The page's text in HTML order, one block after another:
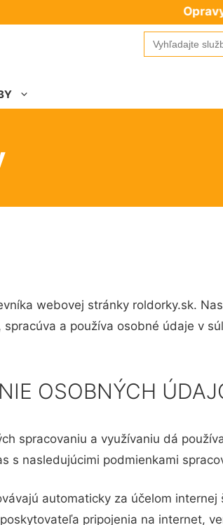
Opravy
Search
for:
webovej stránky roldorky.sk.
a používa osobné údaje v
OSOBNÝCH
spracovaniu a využívaniu dá
s nasledujúcimi podmienkami
automaticky za účelom
pripojenia na internet,